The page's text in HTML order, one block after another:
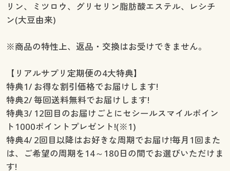
リン、ミツロウ、グリセリン脂肪酸エステル、レシチ
ン(大豆由来)
※商品の特性上、返品・交換はお受けできません。
【リアルサプリ定期便の4大特典】
特典1/ お得な割引価格でお届けします!
特典2/ 毎回送料無料でお届けします!
特典3/ 12回目のお届けごとにセシールスマイルポイン
ト1000ポイントプレゼント!(※1)
特典4/ 2回目以降はお好きな周期でお届け!毎月1回また
は、ご希望の周期を14～180日の間でお選びいただけま
す!